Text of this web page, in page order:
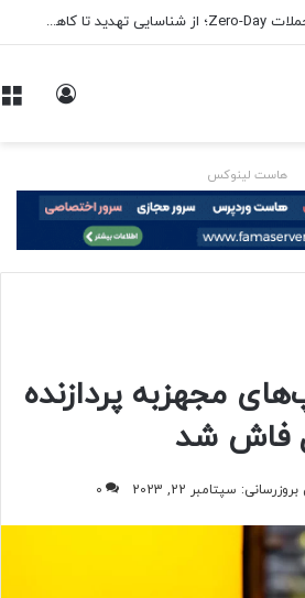
روش‌های جلوگیری از حملات Zero-Day؛ از شناسایی تهدید تا کاهش ریسک
هاست لینوکس
مجهزبه پردازنده
سپتامبر 22, 2023 0